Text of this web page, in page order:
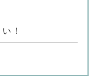
！